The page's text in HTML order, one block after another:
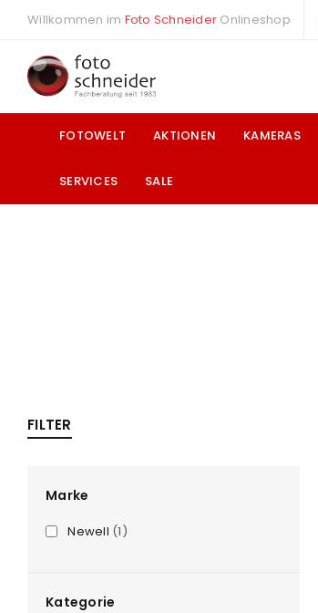
Willkommen im Foto Schneider Onlineshop
FOTOWELT AKTIONEN KAMERAS
SERVICES SALE
FILTER
Marke
Newell (1)
Kategorie